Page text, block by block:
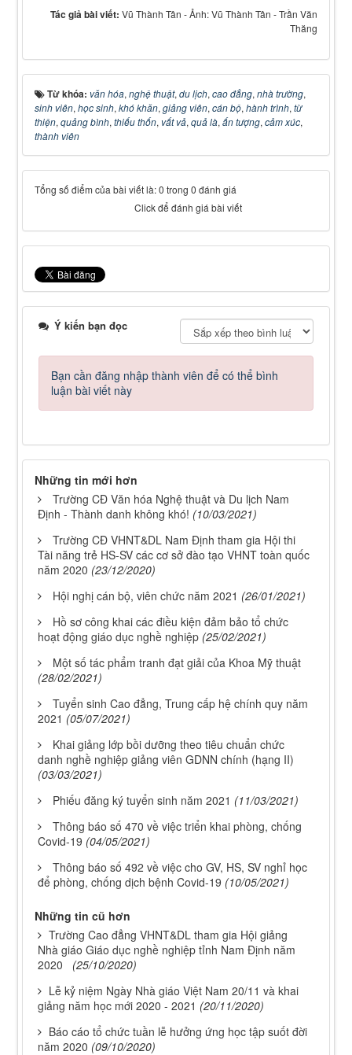
Tác giả bài viết: Vũ Thành Tân - Ảnh: Vũ Thành Tân - Trần Văn
Thăng
Từ khóa: văn hóa,nghệ thuật,du lịch,cao đẳng,nhà trường,
sinh viên,học sinh,khó khăn,giảng viên,cán bộ,hành trình,từ
thiện,quảng bình,thiếu thốn, vất vả,quả là,ấn tượng,cảm xúc,
thành viên
Tổng số điểm của bài viết là: 0 trong 0 đánh giá
Click để đánh giá bài viết
Ý kiến bạn đọc
Bạn cần đăng nhập thành viên để có thể bình
luận bài viết này
Những tin mới hơn
Trường CĐ Văn hóa Nghệ thuật và Du lịch Nam
Định - Thành danh không khó! (10/03/2021)
Trường CĐ VHNT&DL Nam Định tham gia Hội thi
Tài năng trẻ HS-SV các cơ sở đào tạo VHNT toàn quốc
năm 2020 (23/12/2020)
Hội nghị cán bộ, viên chức năm 2021 (26/01/2021)
Hồ sơ công khai các điều kiện đảm bảo tổ chức
hoạt động giáo dục nghề nghiệp (25/02/2021)
Một số tác phẩm tranh đạt giải của Khoa Mỹ thuật
(28/02/2021)
Tuyển sinh Cao đẳng, Trung cấp hệ chính quy năm
2021 (05/07/2021)
Khai giảng lớp bồi dưỡng theo tiêu chuẩn chức
danh nghề nghiệp giảng viên GDNN chính (hạng II)
(03/03/2021)
Phiếu đăng ký tuyển sinh năm 2021 (11/03/2021)
Thông báo số 470 về việc triển khai phòng, chống
Covid-19 (04/05/2021)
Thông báo số 492 về việc cho GV, HS, SV nghỉ học
để phòng, chống dịch bệnh Covid-19 (10/05/2021)
Những tin cũ hơn
Trường Cao đẳng VHNT&DL tham gia Hội giảng
Nhà giáo Giáo dục nghề nghiệp tỉnh Nam Định năm
2020
(25/10/2020)
Lễ kỷ niệm Ngày Nhà giáo Việt Nam 20/11 và khai
giảng năm học mới 2020 - 2021 (20/11/2020)
Báo cáo tổ chức tuần lễ hưởng ứng học tập suốt đời
năm 2020 (09/10/2020)